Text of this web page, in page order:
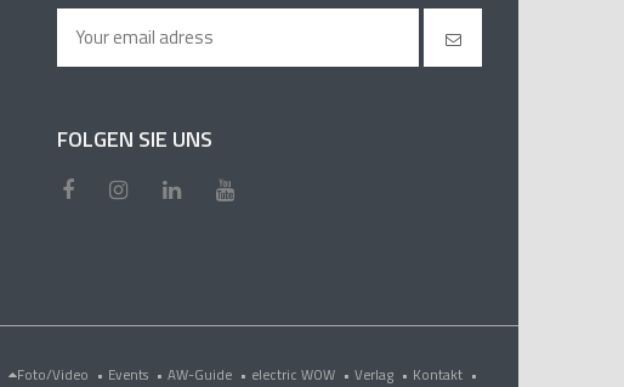
FOLGEN SIE UNS
Foto/Video • Events • AW-Guide • electric WOW • Verlag • Kontakt •